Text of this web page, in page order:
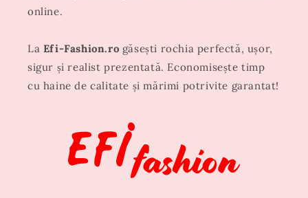
online.
La Efi-Fashion.ro găsești rochia perfectă, ușor,
sigur și realist prezentată. Economisește timp
cu haine de calitate și mărimi potrivite garantat!